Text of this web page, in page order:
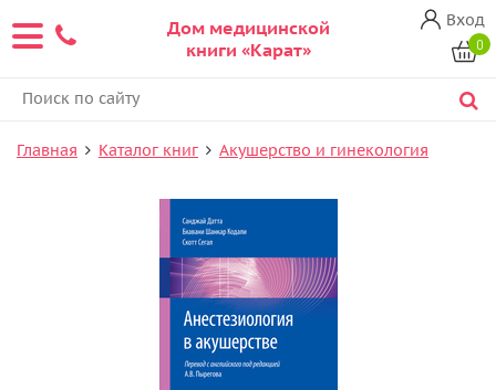
Дом медицинской
книги «Карат»
Вход
0
Главная Каталог книг Акушерство и гинекология